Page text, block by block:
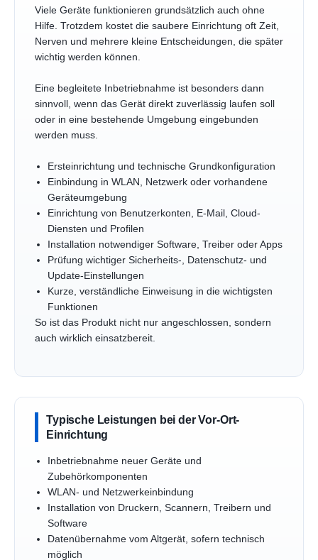
Viele Geräte funktionieren grundsätzlich auch ohne
Hilfe. Trotzdem kostet die saubere Einrichtung oft Zeit,
Nerven und mehrere kleine Entscheidungen, die später
wichtig werden können.
Eine begleitete Inbetriebnahme ist besonders dann
sinnvoll, wenn das Gerät direkt zuverlässig laufen soll
oder in eine bestehende Umgebung eingebunden
werden muss.
Ersteinrichtung und technische Grundkonfiguration
Einbindung in WLAN, Netzwerk oder vorhandene
Geräteumgebung
Einrichtung von Benutzerkonten, E-Mail, Cloud-
Diensten und Profilen
Installation notwendiger Software, Treiber oder Apps
Prüfung wichtiger Sicherheits-, Datenschutz- und
Update-Einstellungen
Kurze, verständliche Einweisung in die wichtigsten
Funktionen
So ist das Produkt nicht nur angeschlossen, sondern
auch wirklich einsatzbereit.
Typische Leistungen bei der Vor-Ort-
Einrichtung
Inbetriebnahme neuer Geräte und
Zubehörkomponenten
WLAN- und Netzwerkeinbindung
Installation von Druckern, Scannern, Treibern und
Software
Datenübernahme vom Altgerät, sofern technisch
möglich